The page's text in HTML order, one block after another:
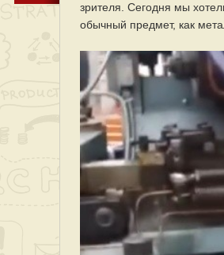
зрителя. Сегодня мы
обычный предмет, как